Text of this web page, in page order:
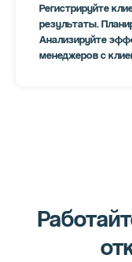
Регистрируйте
результаты.
Анализируйте
менеджеров с